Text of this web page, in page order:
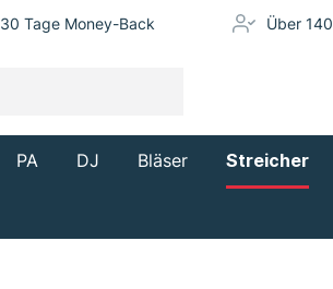
30 Tage Money-Back Über
PA DJ Bläser Streicher